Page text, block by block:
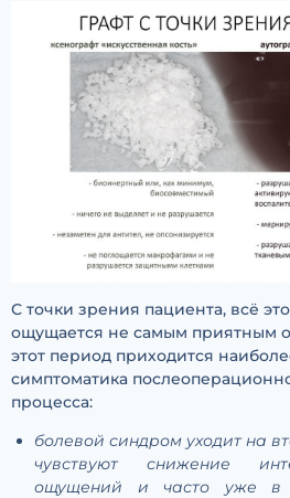
С точки зрения пациента, всё
ощущается не самым приятным
этот период приходится
симптоматика
процесса:
болевой синдром уходит на
чувствуют снижение
ощущений и часто уже в